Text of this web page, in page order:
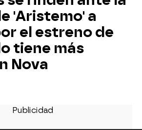
'Aristemo' a
el estreno de
tiene más
Nova